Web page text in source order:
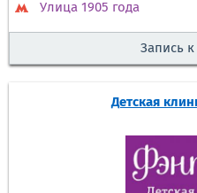
Улица 1905 года
Запись к
Детская